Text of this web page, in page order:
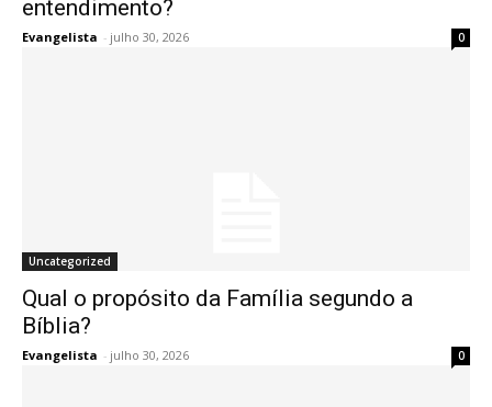
entendimento?
Evangelista - julho 30, 2026 0
Uncategorized
Qual o propósito da Família segundo a
Bíblia?
Evangelista - julho 30, 2026 0